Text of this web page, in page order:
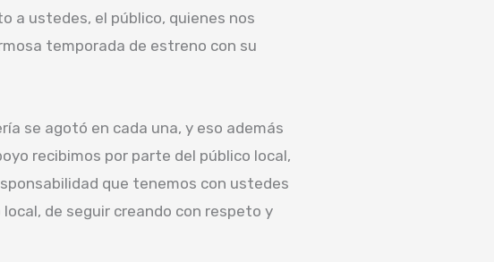
a ustedes, el público, quienes nos
temporada de estreno con su
se agotó en cada una, y eso además
recibimos por parte del público local,
que tenemos con ustedes
de seguir creando con respeto y